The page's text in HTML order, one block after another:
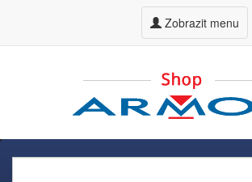
Zobrazit menu